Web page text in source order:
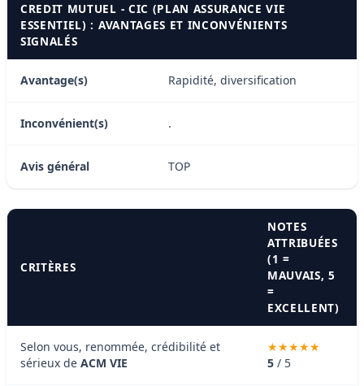
CREDIT MUTUEL - CIC (PLAN ASSURANCE VIE
ESSENTIEL) : AVANTAGES ET INCONVÉNIENTS
SIGNALÉS
Avantage(s) Rapidité, diversification
Inconvénient(s) .
Avis général TOP
CRITÈRES
NOTES
ATTRIBUÉES
(1 =
MAUVAIS, 5
=
EXCELLENT)
Selon vous, renommée, crédibilité et
sérieux de ACM VIE 5 / 5